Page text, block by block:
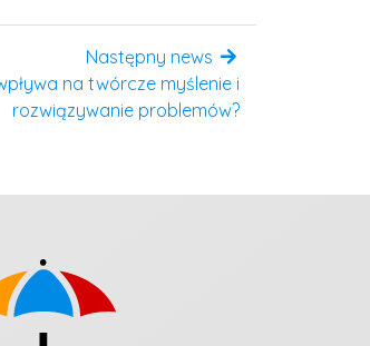
Następny news
na twórcze myślenie i
rozwiązywanie problemów?